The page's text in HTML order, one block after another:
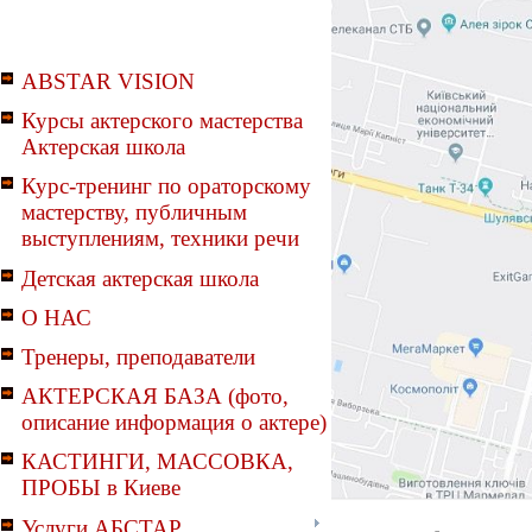
ABSTAR VISION
Курсы актерского мастерства
Актерская школа
Курс-тренинг по ораторскому
мастерству, публичным
выступлениям, техники речи
Детская актерская школа
О НАС
Тренеры, преподаватели
АКТЕРСКАЯ БАЗА (фото,
описание информация о актере)
КАСТИНГИ, МАССОВКА,
ПРОБЫ в Киеве